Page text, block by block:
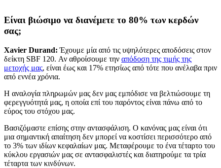
Είναι βιώσιμο να διανέμετε το 80% των κερδών
σας;
Xavier Durand:Έχουμε μία από τις υψηλότερες αποδόσεις στον
δείκτη SBF 120. Αν αθροίσουμε την απόδοση της τιμής της
μετοχής μας, είναι έως και 17% ετησίως από τότε που ανέλαβα πριν
από εννέα χρόνια.
Η αναλογία πληρωμών μας δεν μας εμπόδισε να βελτιώσουμε τη
φερεγγυότητά μας, η οποία επί του παρόντος είναι πάνω από το
εύρος του στόχου μας.
Βασιζόμαστε επίσης στην αντασφάλιση. Ο κανόνας μας είναι ότι
μια σημαντική απαίτηση δεν μπορεί να κοστίσει περισσότερο από
το 3% των ιδίων κεφαλαίων μας. Μεταφέρουμε το ένα τέταρτο του
κύκλου εργασιών μας σε αντασφαλιστές και διατηρούμε τα τρία
τέταρτα των κινδύνων.